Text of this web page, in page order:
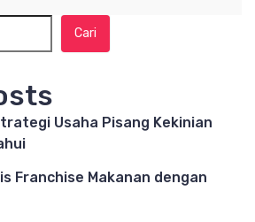
Cari
Usaha Pisang Kekinian
Franchise Makanan dengan